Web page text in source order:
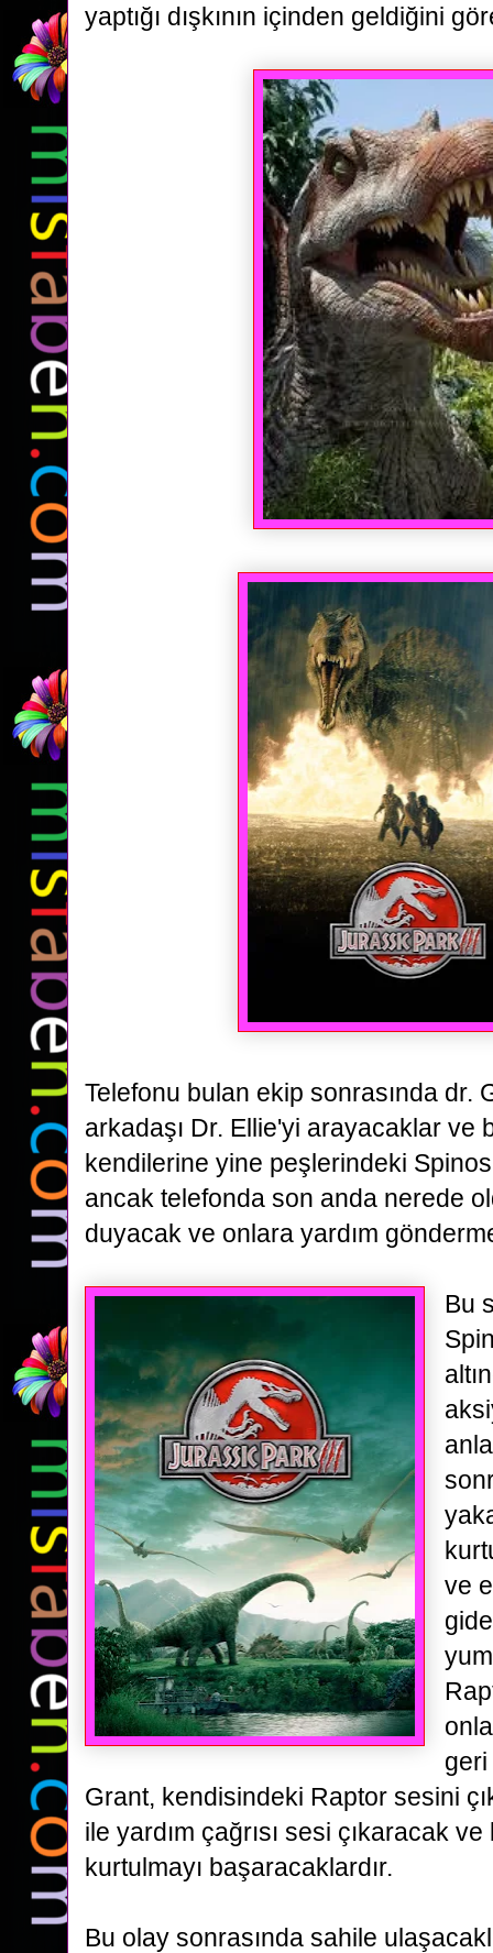
yaptığı dışkının içinden geldiğini
Telefonu bulan ekip sonrasında dr.
arkadaşı Dr. Ellie'yi arayacaklar ve
kendilerine yine peşlerindeki
ancak telefonda son anda nerede
duyacak ve onlara yardım
Bu
ve
Grant, kendisindeki Raptor sesini
ile yardım çağrısı sesi çıkaracak ve
kurtulmayı başaracaklardır.
Bu olay sonrasında sahile